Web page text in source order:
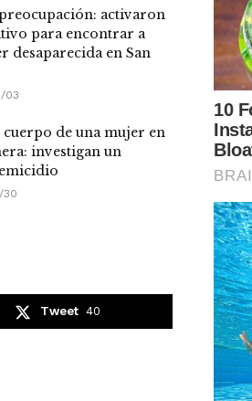
activaron
para encontrar a
desaparecida en San
03
de una mujer en
investigan un
30
Tweet 40